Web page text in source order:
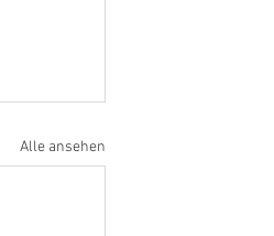
Alle ansehen